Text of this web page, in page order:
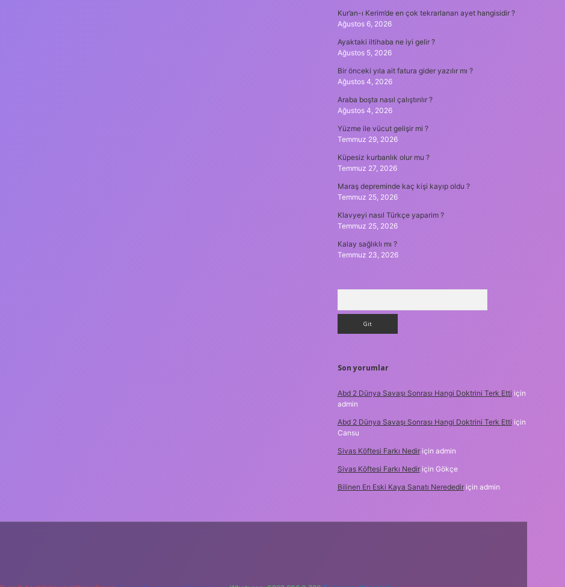
Kur’an-ı Kerim’de en çok tekrarlanan ayet hangisidir ?
Ağustos 6, 2026
Ayaktaki iltihaba ne iyi gelir ?
Ağustos 5, 2026
Bir önceki yıla ait fatura gider yazılır mı ?
Ağustos 4, 2026
Araba boşta nasıl çalıştırılır ?
Ağustos 4, 2026
Yüzme ile vücut gelişir mi ?
Temmuz 29, 2026
Küpesiz kurbanlık olur mu ?
Temmuz 27, 2026
Maraş depreminde kaç kişi kayıp oldu ?
Temmuz 25, 2026
Klavyeyi nasıl Türkçe yaparim ?
Temmuz 25, 2026
Kalay sağlıklı mı ?
Temmuz 23, 2026
Son yorumlar
Abd 2 Dünya Savaşı Sonrası Hangi Doktrini Terk Etti için
admin
Abd 2 Dünya Savaşı Sonrası Hangi Doktrini Terk Etti için
Cansu
Sivas Köftesi Farkı Nediriçin admin
Sivas Köftesi Farkı Nediriçin Gökçe
Bilinen En Eski Kaya Sanatı Neredediriçin admin